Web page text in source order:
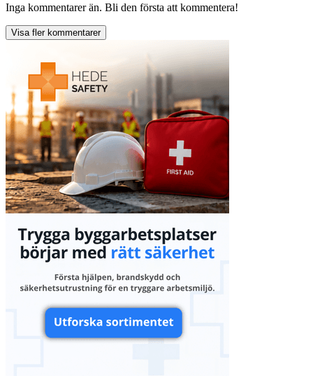
Inga kommentarer än. Bli den första att kommentera!
Visa fler kommentarer